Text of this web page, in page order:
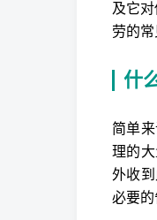
及它
劳的
什
简单
理的
外收
必要的